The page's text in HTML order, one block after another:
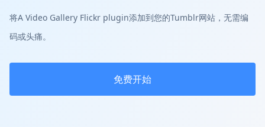
将A Video Gallery Flickr plugin添加到您的Tumblr网站，无需编
码或头痛。
免费开始